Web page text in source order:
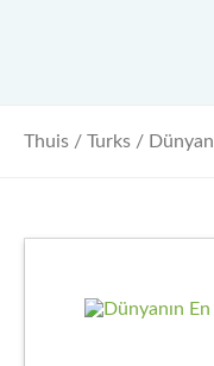
Thuis / Turks /